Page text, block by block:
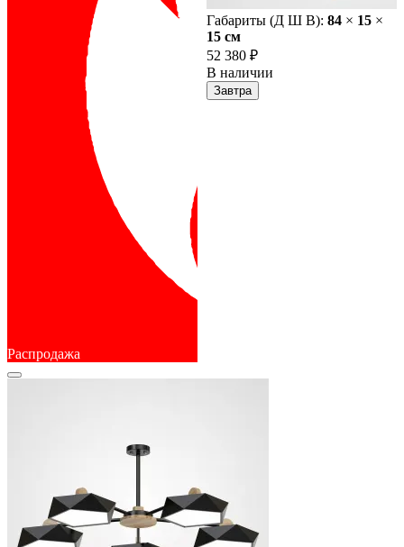
Распродажа
Габариты (Д Ш В): 84 × 15 ×
15 cм
52 380 ₽
В наличии
Завтра